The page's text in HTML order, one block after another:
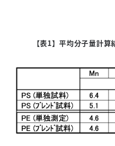
【表1】平均分子量計算